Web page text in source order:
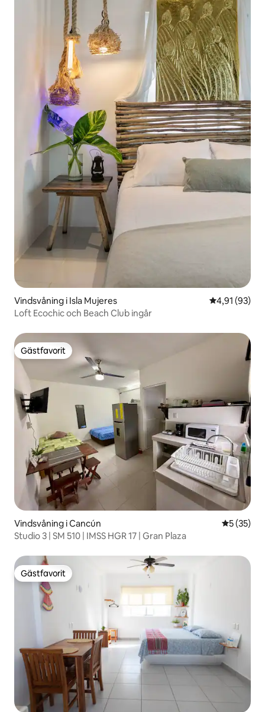
Vindsvåning i Isla Mujeres 4,91 av 5 i
4,91 (93)
Loft Ecochic och Beach Club ingår
Gästfavorit
Gästfavorit
Vindsvåning i Cancún 5 av 5 i
5 (35)
Studio 3 | SM 510 | IMSS HGR 17 | Gran Plaza
Gästfavorit
Gästfavorit